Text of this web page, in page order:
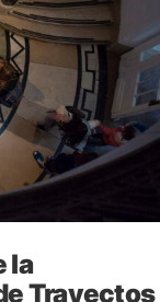
la
Trayectos